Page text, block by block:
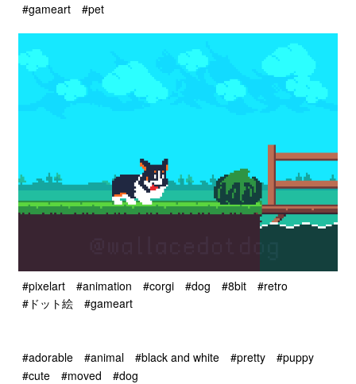
#gameart
#pet
#pixelart #animation #corgi #dog #8bit
#retro
#ドット絵
#gameart
#adorable #animal #black and white #pretty
#puppy
#cute
#moved #dog